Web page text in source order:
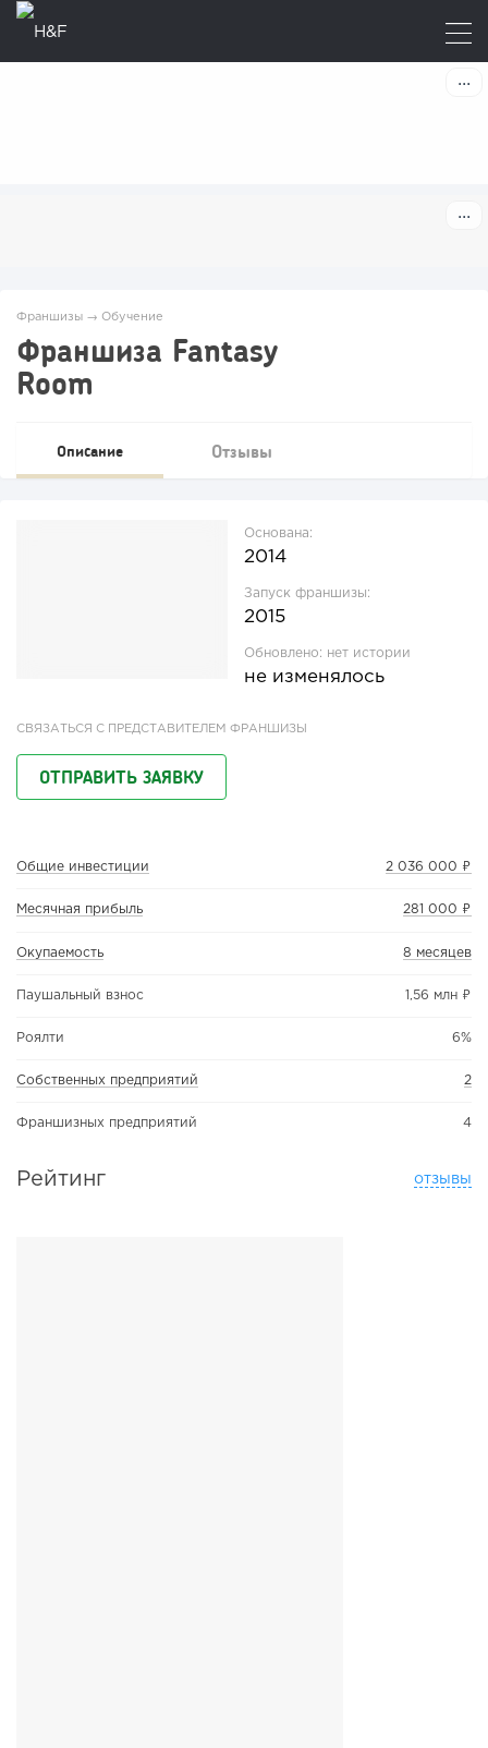
Франшизы → Обучение
Франшиза Fantasy
Room
Описание Отзывы
Основана:
2014
Запуск франшизы:
2015
Обновлено: нет истории
не изменялось
СВЯЗАТЬСЯ С ПРЕДСТАВИТЕЛЕМ ФРАНШИЗЫ
ОТПРАВИТЬ ЗАЯВКУ
Общие инвестиции 2 036 000 ₽
Месячная прибыль 281 000 ₽
Окупаемость 8 месяцев
Паушальный взнос 1,56 млн ₽
Роялти 6%
Собственных предприятий 2
Франшизных предприятий 4
Рейтинг отзывы